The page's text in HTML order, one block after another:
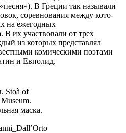
В Греции так называли
соревнования между кото­
на ежегодных
В их участвовали от трех
из которых представлял
комическими поэтами
и Евполид.
Stoà of
маска.